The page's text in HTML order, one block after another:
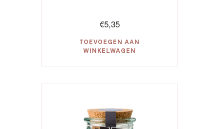
€5,35
TOEVOEGEN AAN
WINKELWAGEN